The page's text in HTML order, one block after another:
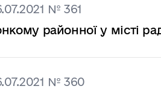
№ 361
районної у місті
№ 360